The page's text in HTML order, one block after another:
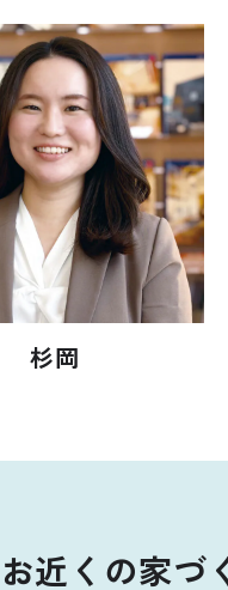
杉岡
お近くの家づ